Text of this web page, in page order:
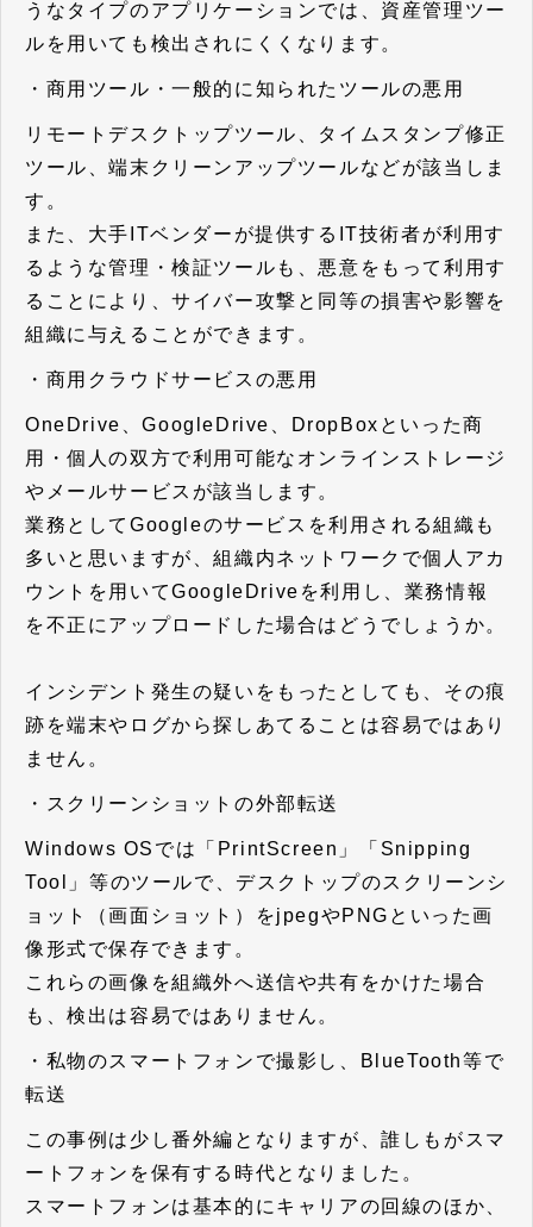
うなタイプのアプリケーションでは、資産管理ツー
ルを用いても検出されにくくなります。
・商用ツール・一般的に知られたツールの悪用
リモートデスクトップツール、タイムスタンプ修正
ツール、端末クリーンアップツールなどが該当しま
す。
また、大手ITベンダーが提供するIT技術者が利用す
るような管理・検証ツールも、悪意をもって利用す
ることにより、サイバー攻撃と同等の損害や影響を
組織に与えることができます。
・商用クラウドサービスの悪用
OneDrive、GoogleDrive、DropBoxといった商
用・個人の双方で利用可能なオンラインストレージ
やメールサービスが該当します。
業務としてGoogleのサービスを利用される組織も
多いと思いますが、組織内ネットワークで個人アカ
ウントを用いてGoogleDriveを利用し、業務情報
を不正にアップロードした場合はどうでしょうか。
インシデント発生の疑いをもったとしても、その痕
跡を端末やログから探しあてることは容易ではあり
ません。
・スクリーンショットの外部転送
Windows OSでは「PrintScreen」「Snipping
Tool」等のツールで、デスクトップのスクリーンシ
ョット（画面ショット）をjpegやPNGといった画
像形式で保存できます。
これらの画像を組織外へ送信や共有をかけた場合
も、検出は容易ではありません。
・私物のスマートフォンで撮影し、BlueTooth等で
転送
この事例は少し番外編となりますが、誰しもがスマ
ートフォンを保有する時代となりました。
スマートフォンは基本的にキャリアの回線のほか、